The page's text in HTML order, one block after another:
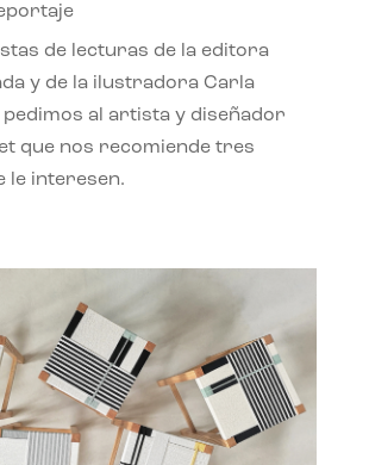
de lecturas de la editora
y de la ilustradora Carla
al artista y diseñador
que nos recomiende tres
le interesen.